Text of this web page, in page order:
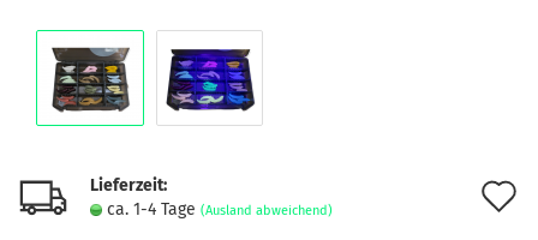
Lieferzeit:
ca. 1-4 Tage (Ausland abweichend)